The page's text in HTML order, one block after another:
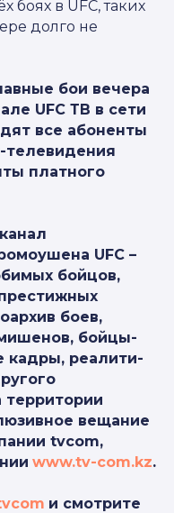
боях в UFC, таких
долго не
бои вечера
UFC ТВ в сети
все абоненты
телевидения
платного
UFC –
бойцов,
боев,
бойцы-
кадры, реалити-
территории
вещание
tvcom,
www.tv-com.kz.
и смотрите